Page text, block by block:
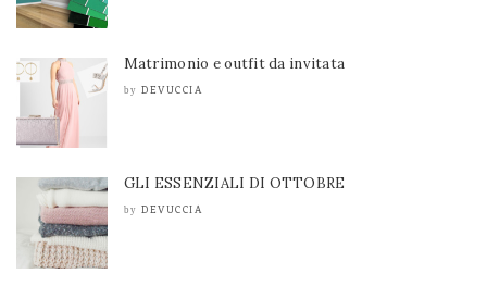
Matrimonio e outfit da invitata
by DEVUCCIA
GLI ESSENZIALI DI OTTOBRE
by DEVUCCIA